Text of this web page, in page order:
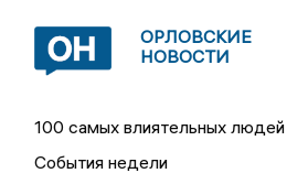
ОРЛОВСКИЕ
НОВОСТИ
100 самых влиятельных людей
События недели